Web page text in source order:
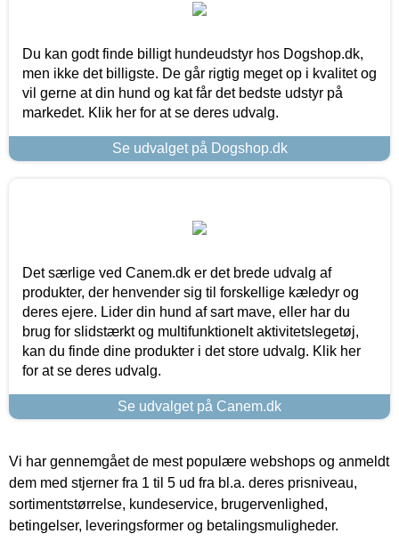
Du kan godt finde billigt hundeudstyr hos Dogshop.dk,
men ikke det billigste. De går rigtig meget op i kvalitet og
vil gerne at din hund og kat får det bedste udstyr på
markedet. Klik her for at se deres udvalg.
Se udvalget på Dogshop.dk
Det særlige ved Canem.dk er det brede udvalg af
produkter, der henvender sig til forskellige kæledyr og
deres ejere. Lider din hund af sart mave, eller har du
brug for slidstærkt og multifunktionelt aktivitetslegetøj,
kan du finde dine produkter i det store udvalg. Klik her
for at se deres udvalg.
Se udvalget på Canem.dk
Vi har gennemgået de mest populære webshops og anmeldt
dem med stjerner fra 1 til 5 ud fra bl.a. deres prisniveau,
sortimentstørrelse, kundeservice, brugervenlighed,
betingelser, leveringsformer og betalingsmuligheder.